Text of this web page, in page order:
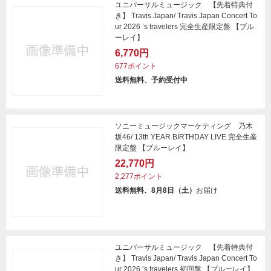
ユニバーサルミュージック 【先着特典付
き】 Travis Japan/ Travis Japan Concert To
ur 2026 ’s travelers 完全生産限定盤 【ブル
ーレイ】
6,770円
677ポイント
送料無料、予約受付中
ソニーミュージックマーケティング 乃木
坂46/ 13th YEAR BIRTHDAY LIVE 完全生産
限定盤 【ブルーレイ】
22,770円
2,277ポイント
送料無料、8月8日（土） お届け
ユニバーサルミュージック 【先着特典付
き】 Travis Japan/ Travis Japan Concert To
ur 2026 ’s travelers 初回盤 【ブルーレイ】